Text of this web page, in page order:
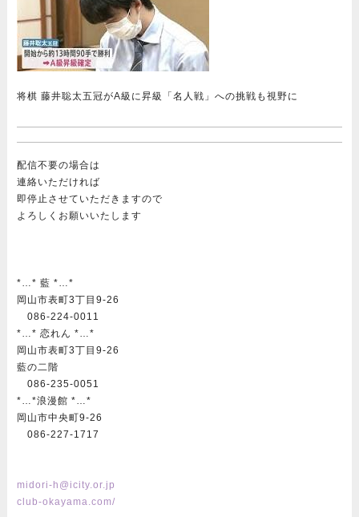
将棋 藤井聡太五冠がA級に昇級「名人戦」への挑戦も視野に
配信不要の場合は
連絡いただければ
即停止させていただきますので
よろしくお願いいたします
*…* 藍 *…*
岡山市表町3丁目9-26
086-224-0011
*…* 恋れん *…*
岡山市表町3丁目9-26
藍の二階
086-235-0051
*…*浪漫館 *…*
岡山市中央町9-26
086-227-1717
midori-h@icity.or.jp
club-okayama.com/